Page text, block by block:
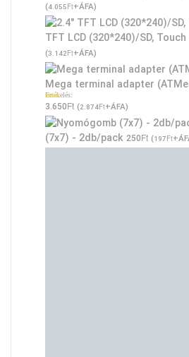
(4.055Ft+ÁFA)
TFT LCD (320*240)/SD, Touch
(3.142Ft+ÁFA)
Mega terminal adapter
Értékelés:
3.650Ft (2.874Ft+ÁFA)
(7x7) - 2db/pack 250Ft (197Ft